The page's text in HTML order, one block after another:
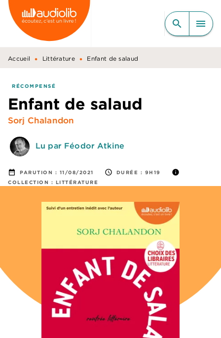
MENU RECHERCHE
CONTENU
PIED DE PAGE
search menu
Accueil • Littérature • Enfant de salaud
RÉCOMPENSÉ
Enfant de salaud
Sorj Chalandon
Lu par Féodor Atkine
date_range PARUTION : 11/08/2021 access_time DURÉE : 9H19 info
COLLECTION : LITTÉRATURE